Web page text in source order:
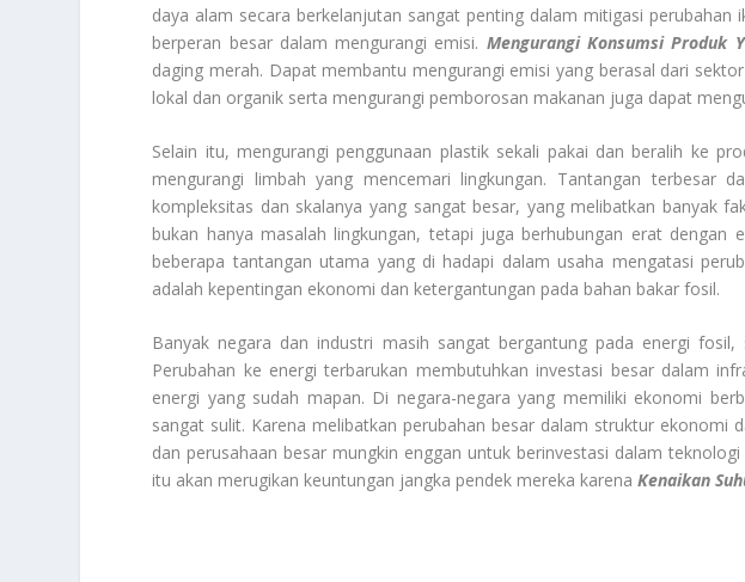
daya alam secara berkelanjutan sangat penting dalam mitigasi perubahan
berperan besar dalam mengurangi emisi. Mengurangi Konsumsi Produk
daging merah. Dapat membantu mengurangi emisi yang berasal dari
lokal dan organik serta mengurangi pemborosan makanan juga dapat
Selain itu, mengurangi penggunaan plastik sekali pakai dan beralih ke
mengurangi limbah yang mencemari lingkungan. Tantangan terbesar
kompleksitas dan skalanya yang sangat besar, yang melibatkan banyak
bukan hanya masalah lingkungan, tetapi juga berhubungan erat dengan
beberapa tantangan utama yang di hadapi dalam usaha mengatasi
adalah kepentingan ekonomi dan ketergantungan pada bahan bakar fosil.
Banyak negara dan industri masih sangat bergantung pada energi
Perubahan ke energi terbarukan membutuhkan investasi besar dalam
energi yang sudah mapan. Di negara-negara yang memiliki ekonomi
sangat sulit. Karena melibatkan perubahan besar dalam struktur ekonomi
dan perusahaan besar mungkin enggan untuk berinvestasi dalam
itu akan merugikan keuntungan jangka pendek mereka karenaKenaikan